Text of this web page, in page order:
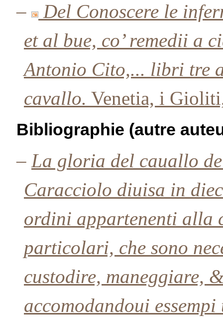
–
Del Conoscere le
et al bue, co’ remedii a
Antonio Cito,... libri tre
cavallo. Venetia, i
Bibliographie (autre
– La gloria del cauallo
Caracciolo diuisa in
ordini appartenenti alla
particolari, che sono
custodire, maneggiare,
accomodandoui